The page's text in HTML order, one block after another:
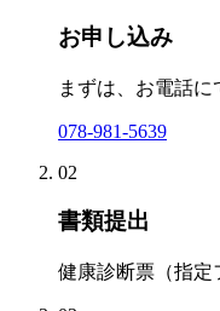
お申し込み
まずは、お電話に
078-981-5639
02
書類提出
健康診断票（指定